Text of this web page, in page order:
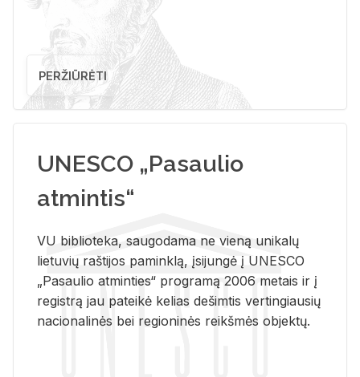
PERŽIŪRĖTI
UNESCO „Pasaulio
atmintis“
VU biblioteka, saugodama ne vieną unikalų
lietuvių raštijos paminklą, įsijungė į UNESCO
„Pasaulio atminties“ programą 2006 metais ir į
registrą jau pateikė kelias dešimtis vertingiausių
nacionalinės bei regioninės reikšmės objektų.